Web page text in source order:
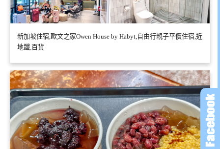
新加坡住宿,歐文之家Owen House by Habyt,自由行親子平價住宿,近
地鐵,百貨